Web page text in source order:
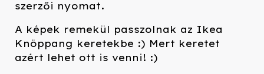
szerzői nyomat.
A képek remekül passzolnak az Ikea
Knöppang keretekbe :) Mert keretet
azért lehet ott is venni! :)